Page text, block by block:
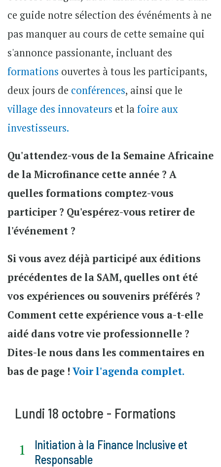
ce guide notre sélection des événéments à ne
pas manquer au cours de cette semaine qui
s'annonce passionante, incluant des
formations ouvertes à tous les participants,
deux jours de conférences, ainsi que le
village des innovateurs et lafoire aux
investisseurs.
Qu'attendez-vous de la Semaine Africaine
de la Microfinance cette année ? A
quelles formations comptez-vous
participer ? Qu'espérez-vous retirer de
l'événement ?
Si vous avez déjà participé aux éditions
précédentes de la SAM, quelles ont été
vos expériences ou souvenirs préférés ?
Comment cette expérience vous a-t-elle
aidé dans votre vie professionnelle ?
Dites-le nous dans les commentaires en
bas de page !Voir l'agenda complet.
Lundi 18 octobre - Formations
Initiation à la Finance Inclusive et
Responsable